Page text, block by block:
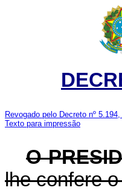
Revogado pelo Decreto nº
Texto para impressão
O
lhe confere